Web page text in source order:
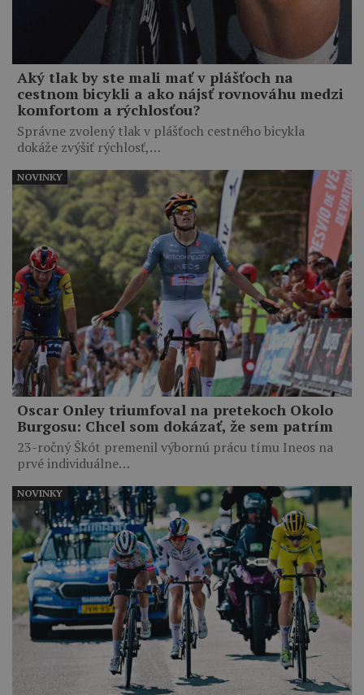
Aký tlak by ste mali mať v plášťoch na
cestnom bicykli a ako nájsť rovnováhu medzi
komfortom a rýchlosťou?
Správne zvolený tlak v plášťoch cestného bicykla
dokáže zvýšiť rýchlosť,…
Oscar Onley triumfoval na pretekoch Okolo
Burgosu: Chcel som dokázať, že sem patrím
23-ročný Škót premenil výbornú prácu tímu Ineos na
prvé individuálne…
NOVINKY
NOVINKY